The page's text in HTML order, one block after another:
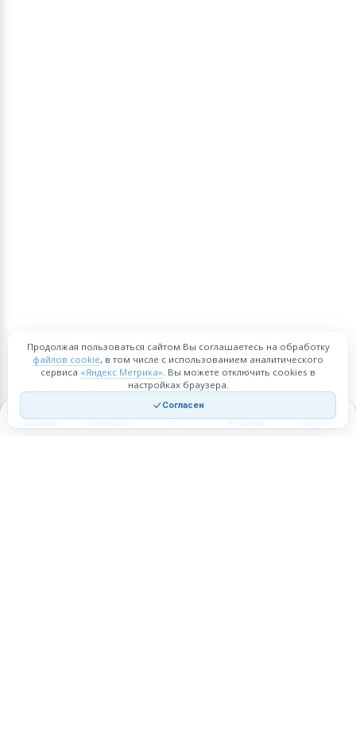
Главная Закладки Корзина Войти
Продолжая пользоваться сайтом Вы соглашаетесь на обработку
файлов cookie, в том числе с использованием аналитического
сервиса «Яндекс Метрика». Вы можете отключить cookies в
настройках браузера.
Согласен